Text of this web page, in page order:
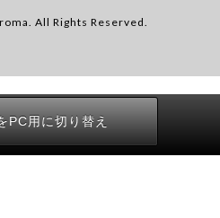
All Rights Reserved.
PC用に切り替え